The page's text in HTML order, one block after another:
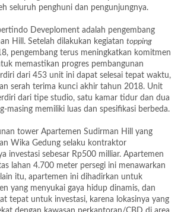
seluruh penghuni dan pengunjungnya.
Deveploment adalah pengembang
Hill. Setelah dilakukan kegiatan topping
pengembang terus meningkatkan komitmen
memastikan progres pembangunan
dari 453 unit ini dapat selesai tepat waktu,
serah terima kunci akhir tahun 2018. Unit
dari tipe studio, satu kamar tidur dan dua
masing memiliki luas dan spesifikasi berbeda.
tower Apartemen Sudirman Hill yang
Wika Gedung selaku kontraktor
investasi sebesar Rp500 milliar. Apartemen
lahan 4.700 meter persegi ini menawarkan
itu, apartemen ini dihadirkan untuk
yang menyukai gaya hidup dinamis, dan
tepat untuk investasi, karena lokasinya yang